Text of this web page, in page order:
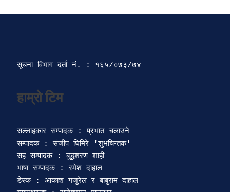
सूचना विभाग दर्ता‍ नं. : १६५/०७३/७४
हाम्रो टिम
सल्लाहकार सम्पादक : प्रभात चलाउने
सम्पादक : संजीप घिमिरे 'शुभचिन्तक'
सह सम्पादक : बुद्धशरण शाही
भाषा सम्पादक : रमेश दाहाल
डेस्क : आकाश गजुरेल र बाबुराम दाहाल